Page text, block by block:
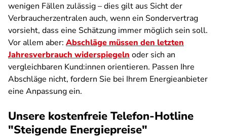
wenigen Fällen zulässig – dies gilt aus Sicht der
Verbraucherzentralen auch, wenn ein Sondervertrag
vorsieht, dass eine Schätzung immer möglich sein soll.
Vor allem aber: Abschläge müssen den letzten
Jahresverbrauch widerspiegeln oder sich an
vergleichbaren Kund:innen orientieren. Passen Ihre
Abschläge nicht, fordern Sie bei Ihrem Energieanbieter
eine Anpassung ein.
Unsere kostenfreie Telefon-Hotline
"Steigende Energiepreise"